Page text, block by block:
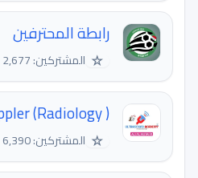
رابطة المحترفين
☆ المشتركين: 2,677
(Radiology )
☆ المشتركين: 6,390